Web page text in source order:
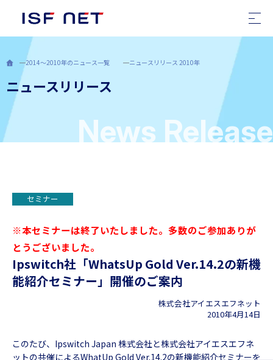
TOP
ニュース
サステナビリティ
2014～2010年のニュース一覧 ニュースリリース 2010年
ニュースリリース
News Release
セミナー
※本セミナーは終了いたしました。多数のご参加ありが
とうございました。
Ipswitch社 「WhatsUp Gold Ver.14.2の新機
能紹介セミナー」 開催のご案内
株式会社アイエスエフネット
2010年4月14日
このたび、Ipswitch Japan 株式会社と株式会社アイエスエフネ
ットの共催によるWhatUp Gold Ver.14.2の新機能紹介セミナーを